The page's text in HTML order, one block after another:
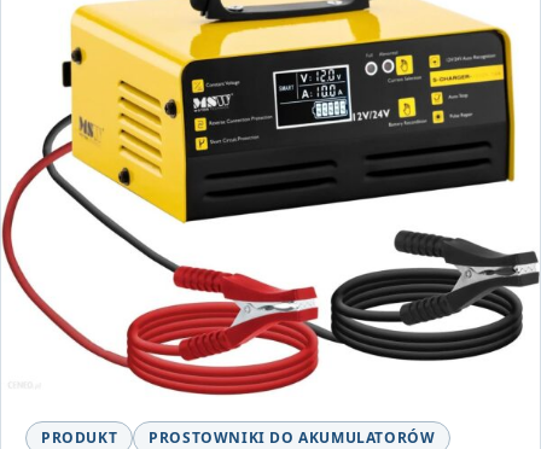
PRODUKT PROSTOWNIKI DO AKUMULATORÓW